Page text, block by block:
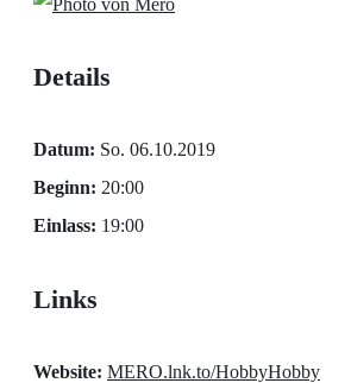
Details
Datum: So. 06.10.2019
Beginn: 20:00
Einlass: 19:00
Links
Website: MERO.lnk.to/HobbyHobby